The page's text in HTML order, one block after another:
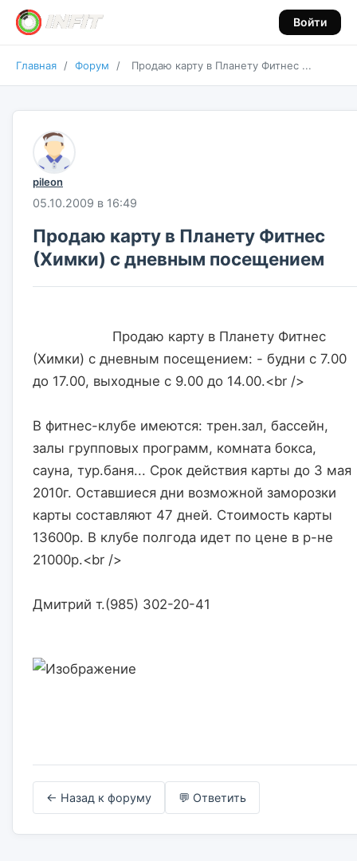
Войти
Главная / Форум / Продаю карту в Планету Фитнес ...
pileon
05.10.2009 в 16:49
Продаю карту в Планету Фитнес
(Химки) с дневным посещением
(Химки) с дневным посещением: - будни с 7.00
до 17.00, выходные с 9.00 до 14.00.<br />
В фитнес-клубе имеются: трен.зал, бассейн,
залы групповых программ, комната бокса,
сауна, тур.баня... Срок действия карты до 3 мая
2010г. Оставшиеся дни возможной заморозки
карты составляют 47 дней. Стоимость карты
13600р. В клубе полгода идет по цене в р-не
21000р.<br />
Дмитрий т.(985) 302-20-41
← Назад к форуму 💬 Ответить